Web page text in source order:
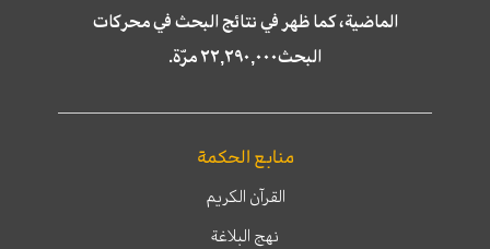
الماضية، كما ظهر في نتائج البحث في محركات
البحث٢٢,٢٩٠,٠٠٠ مرّة.
منابع الحكمة
القرآن الكريم
نهج البلاغة